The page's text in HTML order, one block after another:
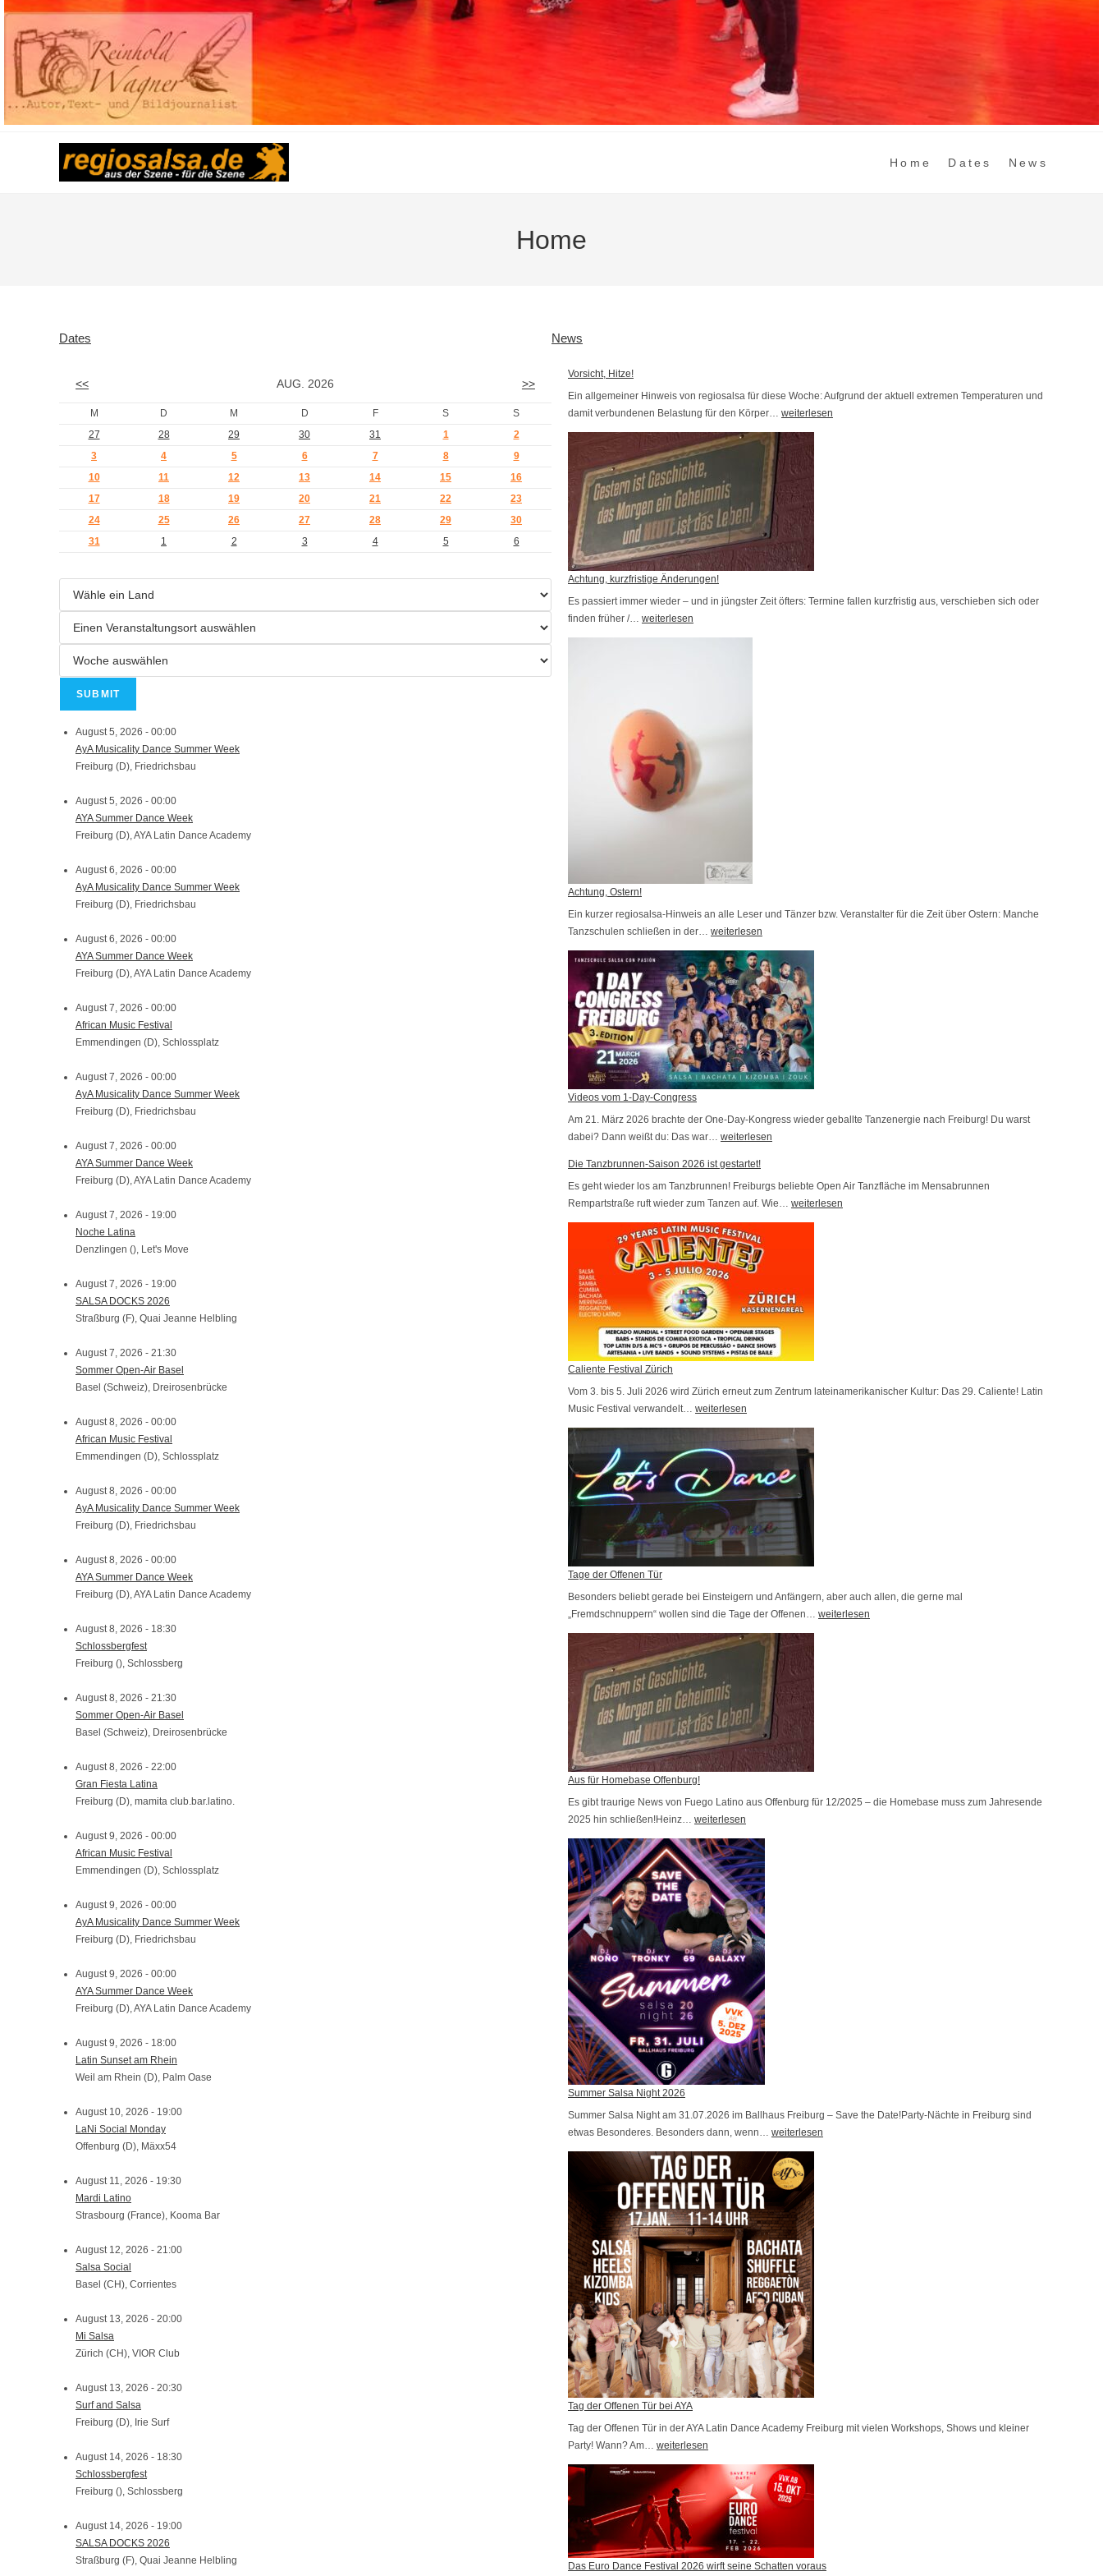
Home Dates News
Home
Dates
<< AUG. 2026 >>
M D M D F S
S
27
28 29 30 31 1
2
3
4 5 6 7 8
9
10
11 12 13 14 15
16
17
18 19 20 21 22
23
24
25 26 27 28 29
30
31
1 2 3 4 5 6
August 5, 2026 - 00:00
AyA Musicality Dance Summer Week
Freiburg (D), Friedrichsbau
August 5, 2026 - 00:00
AYA Summer Dance Week
Freiburg (D), AYA Latin Dance Academy
August 6, 2026 - 00:00
AyA Musicality Dance Summer Week
Freiburg (D), Friedrichsbau
August 6, 2026 - 00:00
AYA Summer Dance Week
Freiburg (D), AYA Latin Dance Academy
August 7, 2026 - 00:00
African Music Festival
Emmendingen (D), Schlossplatz
August 7, 2026 - 00:00
AyA Musicality Dance Summer Week
Freiburg (D), Friedrichsbau
August 7, 2026 - 00:00
AYA Summer Dance Week
Freiburg (D), AYA Latin Dance Academy
August 7, 2026 - 19:00
Noche Latina
Denzlingen (), Let's Move
August 7, 2026 - 19:00
SALSA DOCKS 2026
Straßburg (F), Quai Jeanne Helbling
August 7, 2026 - 21:30
Sommer Open-Air Basel
Basel (Schweiz), Dreirosenbrücke
August 8, 2026 - 00:00
African Music Festival
Emmendingen (D), Schlossplatz
August 8, 2026 - 00:00
AyA Musicality Dance Summer Week
Freiburg (D), Friedrichsbau
August 8, 2026 - 00:00
AYA Summer Dance Week
Freiburg (D), AYA Latin Dance Academy
August 8, 2026 - 18:30
Schlossbergfest
Freiburg (), Schlossberg
August 8, 2026 - 21:30
Sommer Open-Air Basel
Basel (Schweiz), Dreirosenbrücke
August 8, 2026 - 22:00
Gran Fiesta Latina
Freiburg (D), mamita club.bar.latino.
August 9, 2026 - 00:00
African Music Festival
Emmendingen (D), Schlossplatz
August 9, 2026 - 00:00
AyA Musicality Dance Summer Week
Freiburg (D), Friedrichsbau
August 9, 2026 - 00:00
AYA Summer Dance Week
Freiburg (D), AYA Latin Dance Academy
August 9, 2026 - 18:00
Latin Sunset am Rhein
Weil am Rhein (D), Palm Oase
August 10, 2026 - 19:00
LaNi Social Monday
Offenburg (D), Mäxx54
August 11, 2026 - 19:30
Mardi Latino
Strasbourg (France), Kooma Bar
August 12, 2026 - 21:00
Salsa Social
Basel (CH), Corrientes
August 13, 2026 - 20:00
Mi Salsa
Zürich (CH), VIOR Club
August 13, 2026 - 20:30
Surf and Salsa
Freiburg (D), Irie Surf
August 14, 2026 - 18:30
Schlossbergfest
Freiburg (), Schlossberg
August 14, 2026 - 19:00
SALSA DOCKS 2026
Straßburg (F), Quai Jeanne Helbling
News
Vorsicht, Hitze!
Ein allgemeiner Hinweis von regiosalsa für diese Woche: Aufgrund der aktuell extremen Temperaturen und
damit verbundenen Belastung für den Körper… V
o
r
i
h
t
H
weiterlesen
Achtung, kurzfristige Änderungen!
Es passiert immer wieder – und in jüngster Zeit öfters: Termine fallen kurzfristig aus, verschieben sich oder
finden früher /… A
c
g
,
k
r
s
t
g
e
Ä
n
d
e
u
!
weiterlesen
Achtung, Ostern!
Ein kurzer regiosalsa-Hinweis an alle Leser und Tänzer bzw. Veranstalter für die Zeit über Ostern: Manche
Tanzschulen schließen in der… A
c
h
t
u
n
g
,
s
t
e
n
!
weiterlesen
Videos vom 1-Day-Congress
Am 21. März 2026 brachte der One-Day-Kongress wieder geballte Tanzenergie nach Freiburg! Du warst
dabei? Dann weißt du: Das war… V
e
o
s
v
o
m
1
-
D
y
-
n
g
r
s
weiterlesen
Die Tanzbrunnen-Saison 2026 ist gestartet!
Es geht wieder los am Tanzbrunnen! Freiburgs beliebte Open Air Tanzfläche im Mensabrunnen
Rempartstraße ruft wieder zum Tanzen auf. Wie… D
i
n
u
n
e
n
-
S
a
i
o
n
2
2
6
s
t
e
weiterlesen
Caliente Festival Zürich
Vom 3. bis 5. Juli 2026 wird Zürich erneut zum Zentrum lateinamerikanischer Kultur: Das 29. Caliente! Latin
Music Festival verwandelt… C
a
l
i
e
t
e
e
s
t
i
v
a
l
Z
ü
r
i
c
h
weiterlesen
Tage der Offenen Tür
Besonders beliebt gerade bei Einsteigern und Anfängern, aber auch allen, die gerne mal
„Fremdschnuppern“ wollen sind die Tage der Offenen… T
f
weiterlesen
Aus für Homebase Offenburg!
Es gibt traurige News von Fuego Latino aus Offenburg für 12/2025 – die Homebase muss zum Jahresende
2025 hin schließen!Heinz… A
u
s
f
ü
H
o
m
e
b
a
s
e
f
f
n
b
u
r
g
!
weiterlesen
Summer Salsa Night 2026
Summer Salsa Night am 31.07.2026 im Ballhaus Freiburg – Save the Date!Party-Nächte in Freiburg sind
etwas Besonderes. Besonders dann, wenn… S
u
m
e
r
S
a
l
s
a
N
i
g
2
0
2
weiterlesen
Tag der Offenen Tür bei AYA
Tag der Offenen Tür in der AYA Latin Dance Academy Freiburg mit vielen Workshops, Shows und kleiner
Party! Wann? Am… T
a
g
d
e
r
O
weiterlesen
Das Euro Dance Festival 2026 wirft seine Schatten voraus